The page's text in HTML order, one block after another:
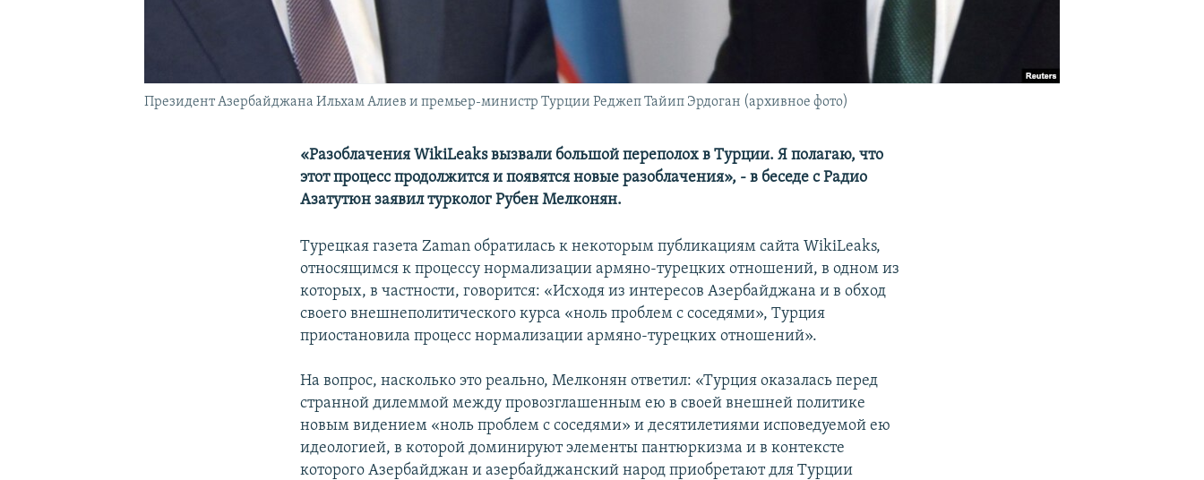
Президент Азербайджана Ильхам Алиев и премьер-министр Турции Реджеп Тайип Эрдоган (архивное фото)
«Разоблачения WikiLeaks вызвали большой переполох в Турции. Я полагаю, что
этот процесс продолжится и появятся новые разоблачения», - в беседе с Радио
Азатутюн заявил турколог Рубен Мелконян.
Турецкая газета Zaman обратилась к некоторым публикациям сайта WikiLeaks,
относящимся к процессу нормализации армяно-турецких отношений, в одном из
которых, в частности, говорится: «Исходя из интересов Азербайджана и в обход
своего внешнеполитического курса «ноль проблем с соседями», Турция
приостановила процесс нормализации армяно-турецких отношений».
На вопрос, насколько это реально, Мелконян ответил: «Турция оказалась перед
странной дилеммой между провозглашенным ею в своей внешней политике
новым видением «ноль проблем с соседями» и десятилетиями исповедуемой ею
идеологией, в которой доминируют элементы пантюркизма и в контексте
которого Азербайджан и азербайджанский народ приобретают для Турции